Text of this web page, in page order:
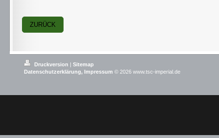
ZURÜCK
Druckversion | Sitemap
Datenschutzerklärung, Impressum © 2026 www.tsc-imperial.de